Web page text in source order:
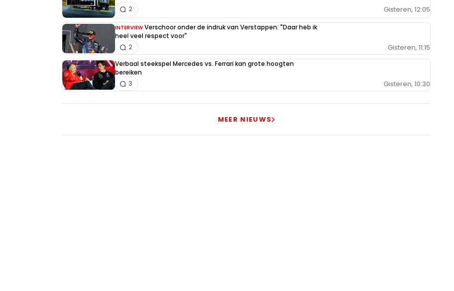
Gisteren, 12:05
2
INTERVIEW Verschoor onder de indruk van Verstappen: "Daar heb ik
heel veel respect voor"
Gisteren, 11:15
2
Verbaal steekspel Mercedes vs. Ferrari kan grote hoogten
bereiken
Gisteren, 10:30
3
MEER NIEUWS